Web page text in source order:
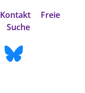
Kontakt
Freie
Suche